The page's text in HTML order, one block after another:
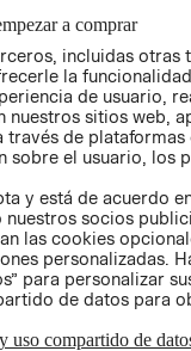
GIFT CARD
AVISO DE
a comprar
incluidas otras
la
de usuario,
sitios web,
de plataformas
sobre el usuario, los
y está de acuerdo
socios
las cookies
personalizadas.
para personalizar
de datos para
uso compartido de